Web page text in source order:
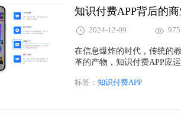
知识付费APP背后的
2024-12-09 975
在信息爆炸的时代，传统的
革的产物，知识付费APP应
于开发者和内容创作者而言
标签： 知识付费APP